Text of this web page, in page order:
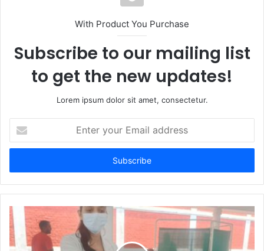
With Product You Purchase
Subscribe to our mailing list
to get the new updates!
Lorem ipsum dolor sit amet, consectetur.
your
Email